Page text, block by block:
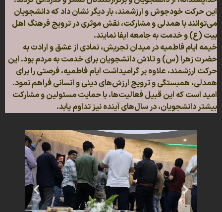
این حرکت خودجوش و ارزشمند، بار دیگر نشان داد که دانشجویان
می‌توانند با همدلی و مشارکت، نقش موثری در ترویج فرهنگ اهل
بیت (ع) و خدمت به جامعه ایفا نمایند.
خیمه ایام فاطمیه در میدان تجریش، نمادی از عشق و ارادت به
حضرت زهرا (س) و تلاش دانشجویان برای خدمت به مردم بود. این
حرکت ارزشمند، علاوه بر گرامیداشت ایام فاطمیه، فرصتی را برای
همدلی، همبستگی و ترویج ارزش‌های دینی و انسانی فراهم نمود.
امید است که این قبیل فعالیت‌ها، با حمایت مسئولین و مشارکت
بیشتر دانشجویان، در سال‌های آینده نیز تداوم یابد.